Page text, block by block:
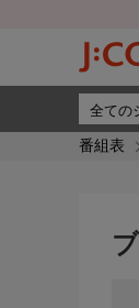
番組表